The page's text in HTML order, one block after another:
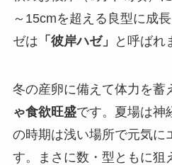
～15cmを超える良型に成
ゼは 「彼岸ハゼ」 と呼ばれ
冬の産卵に備えて体力を蓄
ゃ食欲旺盛です。夏場は神
の時期は浅い場所で元気に
す。まさに数・型ともに狙